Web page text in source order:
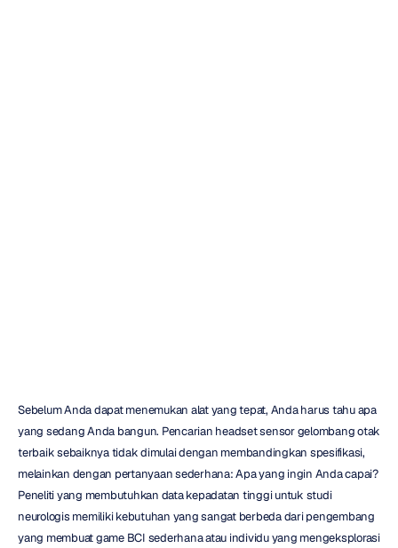
Sebelum Anda dapat menemukan alat yang tepat, Anda harus tahu apa
yang sedang Anda bangun. Pencarian headset sensor gelombang otak
terbaik sebaiknya tidak dimulai dengan membandingkan spesifikasi,
melainkan dengan pertanyaan sederhana: Apa yang ingin Anda capai?
Peneliti yang membutuhkan data kepadatan tinggi untuk studi
neurologis memiliki kebutuhan yang sangat berbeda dari pengembang
yang membuat game BCI sederhana atau individu yang mengeksplorasi